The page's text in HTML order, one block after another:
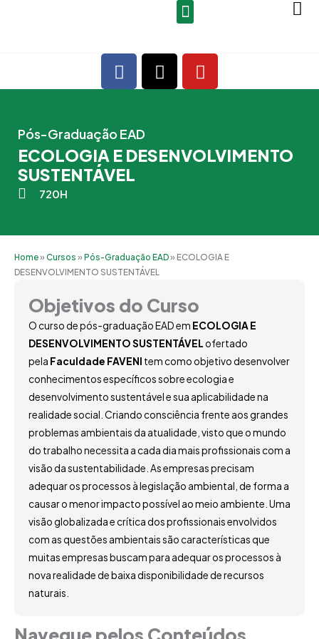
F
a
c
b
o
o
k
X
-
t
t
t
Y
o
u
b
e
Pós-Graduação EAD
ECOLOGIA E DESENVOLVIMENTO
SUSTENTÁVEL
720H
Home»Cursos »Pós-Graduação EAD» ECOLOGIA E
DESENVOLVIMENTO SUSTENTÁVEL
Objetivos do Curso
O curso de pós-graduação EAD em ECOLOGIA E
DESENVOLVIMENTO SUSTENTÁVEL ofertado
pela Faculdade FAVENI tem como objetivo desenvolver
conhecimentos específicos sobre ecologia e
desenvolvimento sustentável e sua aplicabilidade na
realidade social. Criando consciência frente aos grandes
problemas ambientais da atualidade, visto que o mundo
do trabalho necessita a cada dia mais profissionais com a
visão da sustentabilidade. As empresas precisam
adequar os processos à legislação ambiental, de forma a
causar o menor impacto possível ao meio ambiente. Uma
visão globalizada e crítica dos profissionais envolvidos
com as questões ambientais são características que
muitas empresas buscam para adequar os processos à
nova realidade de baixa disponibilidade de recursos
naturais.